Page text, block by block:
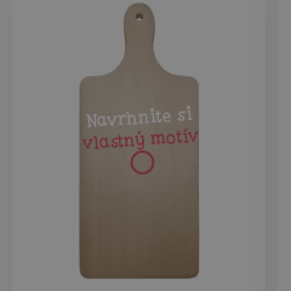
Navrhnite si
vlastný motív